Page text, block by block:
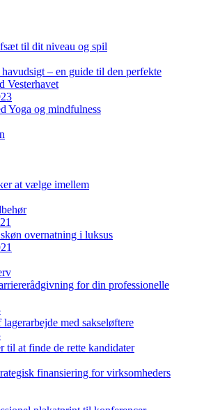
til dit niveau og spil
havudsigt – en guide til den perfekte
Vesterhavet
Yoga og mindfulness
at vælge imellem
overnatning i luksus
for din professionelle
med sakseløftere
til at finde de rette kandidater
finansiering for virksomheders